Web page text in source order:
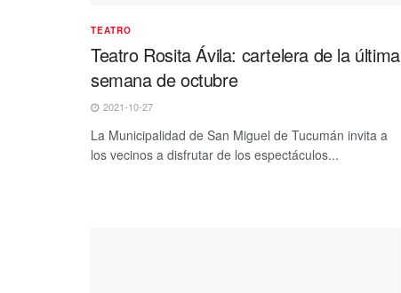
TEATRO
Teatro Rosita Ávila: cartelera de la última
semana de octubre
2021-10-27
La Municipalidad de San Miguel de Tucumán invita a
los vecinos a disfrutar de los espectáculos...